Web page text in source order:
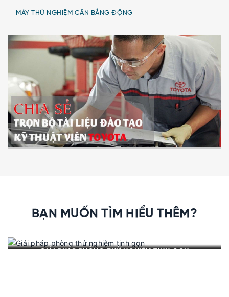
MÁY THỬ NGHIỆM CÂN BẰNG ĐỘNG
BẠN MUỐN TÌM HIỂU THÊM?
GIẢI PHÁP PHÒNG THỬ NGHIỆM TINH GỌN